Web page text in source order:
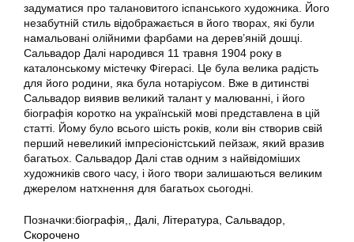
задуматися про талановитого іспанського художника. Його
незабутній стиль відображається в його творах, які були
намальовані олійними фарбами на дерев’яній дошці.
Сальвадор Далі народився 11 травня 1904 року в
каталонському містечку Фігерасі. Це була велика радість
для його родини, яка була нотаріусом. Вже в дитинстві
Сальвадор виявив великий талант у малюванні, і його
біографія коротко на українській мові представлена в цій
статті. Йому було всього шість років, коли він створив свій
перший невеликий імпресіоністський пейзаж, який вразив
багатьох. Сальвадор Далі став одним з найвідоміших
художників свого часу, і його твори залишаються великим
джерелом натхнення для багатьох сьогодні.
Позначки:біографія, Далі Література Сальвадор
Скорочено